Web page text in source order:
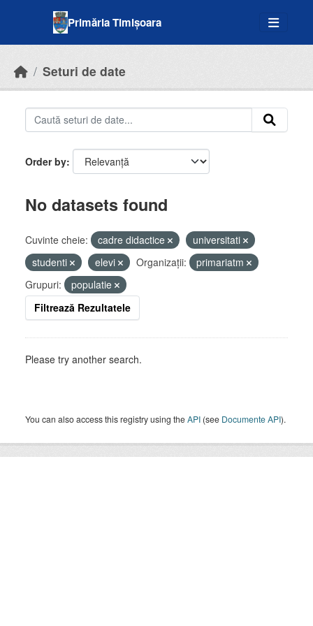
Primăria Timișoara
Seturi de date
Order by
No datasets found
Cuvinte cheie: cadre didactice
universitati
studenti
elevi Organizații:
primariatm
Grupuri:
populatie
Filtrează Rezultatele
Please try another search.
You can also access this registry using theAPI (see Documente API).